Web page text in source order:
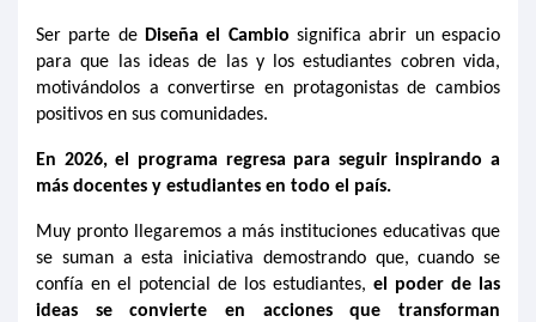
Ser parte de Diseña el Cambio significa abrir un espacio
para que las ideas de las y los estudiantes cobren vida,
motivándolos a convertirse en protagonistas de cambios
positivos en sus comunidades.
En 2026, el programa regresa para seguir inspirando a
más docentes y estudiantes en todo el país.
Muy pronto llegaremos a más instituciones educativasque
se sumana esta iniciativa demostrandoque, cuando se
confía en el potencial de los estudiantes, el poder de
as
ideas se convierte
en acciones que transforman